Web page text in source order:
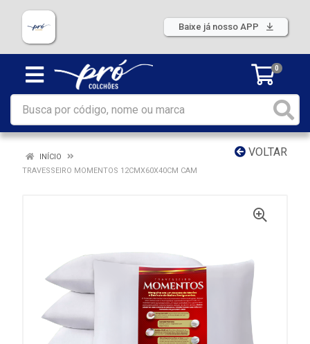
Baixe já nosso APP
0
VOLTAR
INÍCIO
TRAVESSEIRO MOMENTOS 12CMX60X40CM CAM